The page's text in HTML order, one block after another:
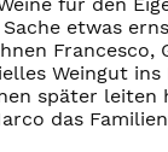
etwas
Francesco,
Weingut ins
später leiten
das